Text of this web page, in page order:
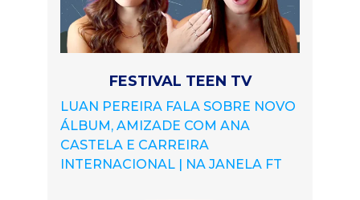
FESTIVAL TEEN TV
LUAN PEREIRA FALA SOBRE NOVO
ÁLBUM, AMIZADE COM ANA
CASTELA E CARREIRA
INTERNACIONAL | NA JANELA FT